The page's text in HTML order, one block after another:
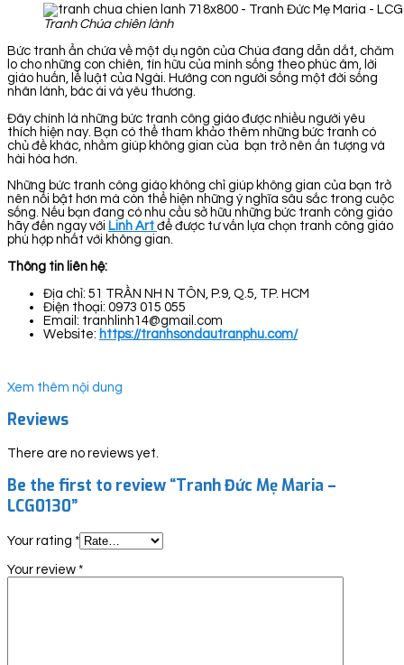
Tranh Chúa chiên lành
Bức tranh ẩn chứa về một dụ ngôn của Chúa đang dẫn dắt, chăm
lo cho những con chiên, tín hữu của mình sống theo phúc âm, lời
giáo huấn, lề luật của Ngài. Hướng con người sống một đời sống
nhân lành, bác ái và yêu thương.
Đây chính là những bức tranh công giáo được nhiều người yêu
thích hiện nay. Bạn có thể tham khảo thêm những bức tranh có
chủ đề khác, nhằm giúp không gian của bạn trở nên ấn tượng và
hài hòa hơn.
Những bức tranh công giáo không chỉ giúp không gian của bạn trở
nên nổi bật hơn mà còn thể hiện những ý nghĩa sâu sắc trong cuộc
sống. Nếu bạn đang có nhu cầu sở hữu những bức tranh công giáo
hãy đến ngay với Linh Art để được tư vấn lựa chọn tranh công giáo
phù hợp nhất với không gian.
Thông tin liên hệ:
Địa chỉ: 51 TRẦN NH N TÔN, P.9, Q.5, TP. HCM
Điện thoại: 0973 015 055
Email: tranhlinh14@gmail.com
Website: https://tranhsondautranphu.com/
Xem thêm nội dung
Reviews
There are no reviews yet.
Be the first to review “Tranh Đức Mẹ Maria –
LCG0130”
Your rating *
Your review *